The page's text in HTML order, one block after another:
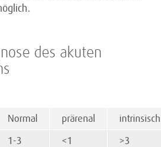
des akuten
Normal prärenal
intrinsisch
1-3 <1
>3